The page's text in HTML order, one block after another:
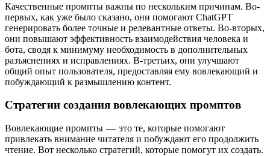
Качественные промпты важны по нескольким причинам. Во-
первых, как уже было сказано, они помогают ChatGPT
генерировать более точные и релевантные ответы. Во-вторых,
они повышают эффективность взаимодействия человека и
бота, сводя к минимуму необходимость в дополнительных
разъяснениях и исправлениях. В-третьих, они улучшают
общий опыт пользователя, предоставляя ему вовлекающий и
побуждающий к размышлению контент.
Стратегии создания вовлекающих промптов
Вовлекающие промпты — это те, которые помогают
привлекать внимание читателя и побуждают его продолжить
чтение. Вот несколько стратегий, которые помогут их создать.